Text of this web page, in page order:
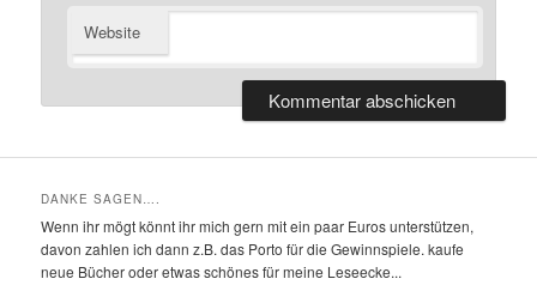
Website
DANKE SAGEN….
Wenn ihr mögt könnt ihr mich gern mit ein paar Euros unterstützen,
davon zahlen ich dann z.B. das Porto für die Gewinnspiele. kaufe
neue Bücher oder etwas schönes für meine Leseecke...